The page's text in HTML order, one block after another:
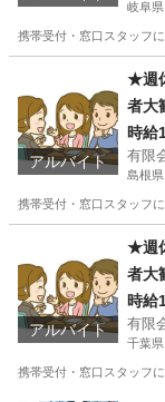
岐阜
携帯受付・窓口スタッフ
携
アルバイト
★週
者大
時給
有限
島根
携帯受付・窓口スタッフ
携
アルバイト
★週
者大
時給
有限
千葉
携帯受付・窓口スタッフ